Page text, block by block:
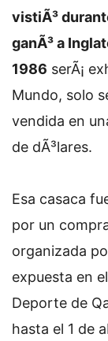
vistiÃ³
ganÃ³ a
1986 serÃ¡
Mundo, solo
vendida en
de dÃ³lares.
Esa casaca
por un
organizada
expuesta en
Deporte de
hasta el 1 de